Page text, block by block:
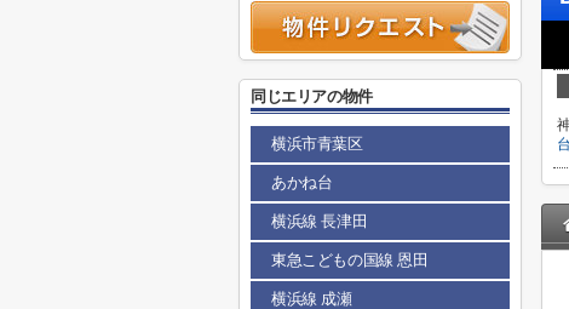
台
同じエリアの物件
横浜市青葉区
あかね台
横浜線 長津田
東急こどもの国線 恩田
横浜線 成瀬